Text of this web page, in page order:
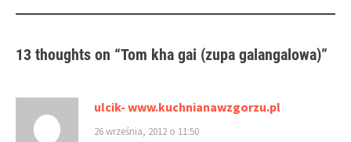
13 thoughts on “Tom kha gai (zupa galangalowa)”
ulcik- www.kuchnianawzgorzu.pl
26 września, 2012 o 11:50